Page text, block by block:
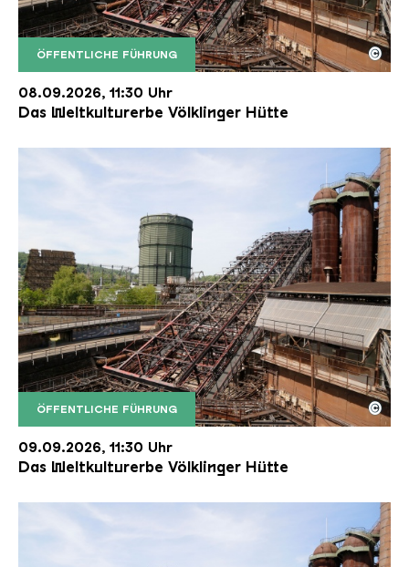
ÖFFENTLICHE FÜHRUNG
Der Erzschrägaufzug der Völklinger Hütte mit
Copyright: Weltkulturerbe Völklinger Hütte | Karl
©
08.09.2026, 11:30 Uhr
Das Weltkulturerbe Völklinger Hütte
ÖFFENTLICHE FÜHRUNG
Der Erzschrägaufzug der Völklinger Hütte mit
Copyright: Weltkulturerbe Völklinger Hütte | Karl
©
09.09.2026, 11:30 Uhr
Das Weltkulturerbe Völklinger Hütte